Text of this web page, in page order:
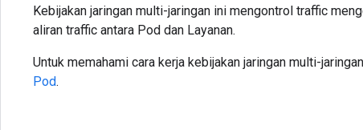
Kebijakan jaringan multi-jaringan ini mengontrol traffic
aliran traffic antara Pod dan Layanan.
Untuk memahami cara kerja kebijakan jaringan multi-
Pod.